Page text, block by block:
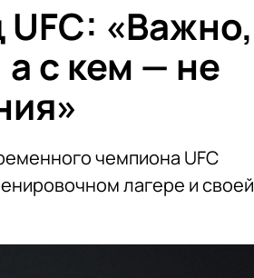
«Важно,
а с кем — не
чемпиона UFC
лагере и своей